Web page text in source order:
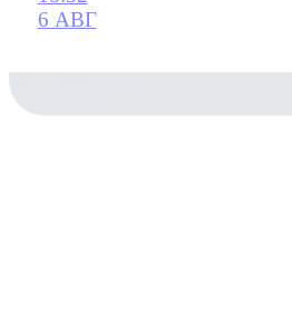
6 АВГ